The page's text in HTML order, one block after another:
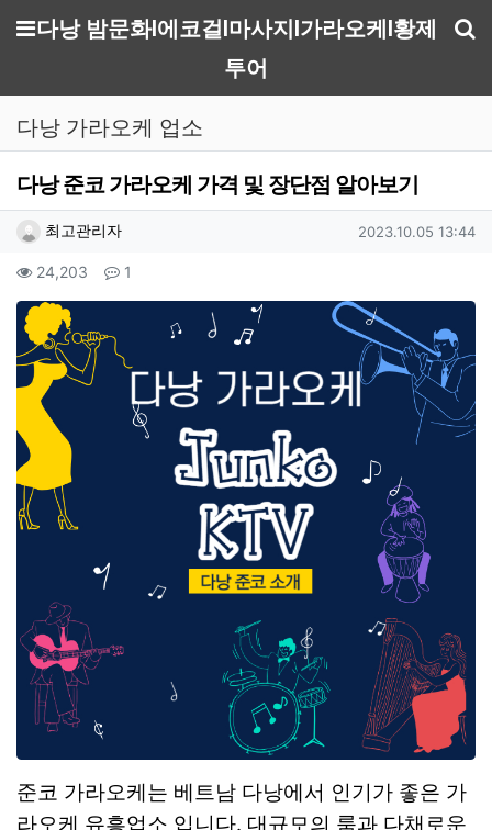
메뉴
다낭 밤문화I에코걸I마사지I가라오케I황제
투어
다낭 가라오케 업소
다낭 준코 가라오케 가격 및 장단점 알아보기
작성자 정보
최고관리자작성 작성일
2023.10.05 13:44
컨텐츠 정보
24,203 조회 1
본문
준코 가라오케는 베트남 다낭에서 인기가 좋은 가
라오케 유흥업소 입니다. 대규모의 룸과 다채로운